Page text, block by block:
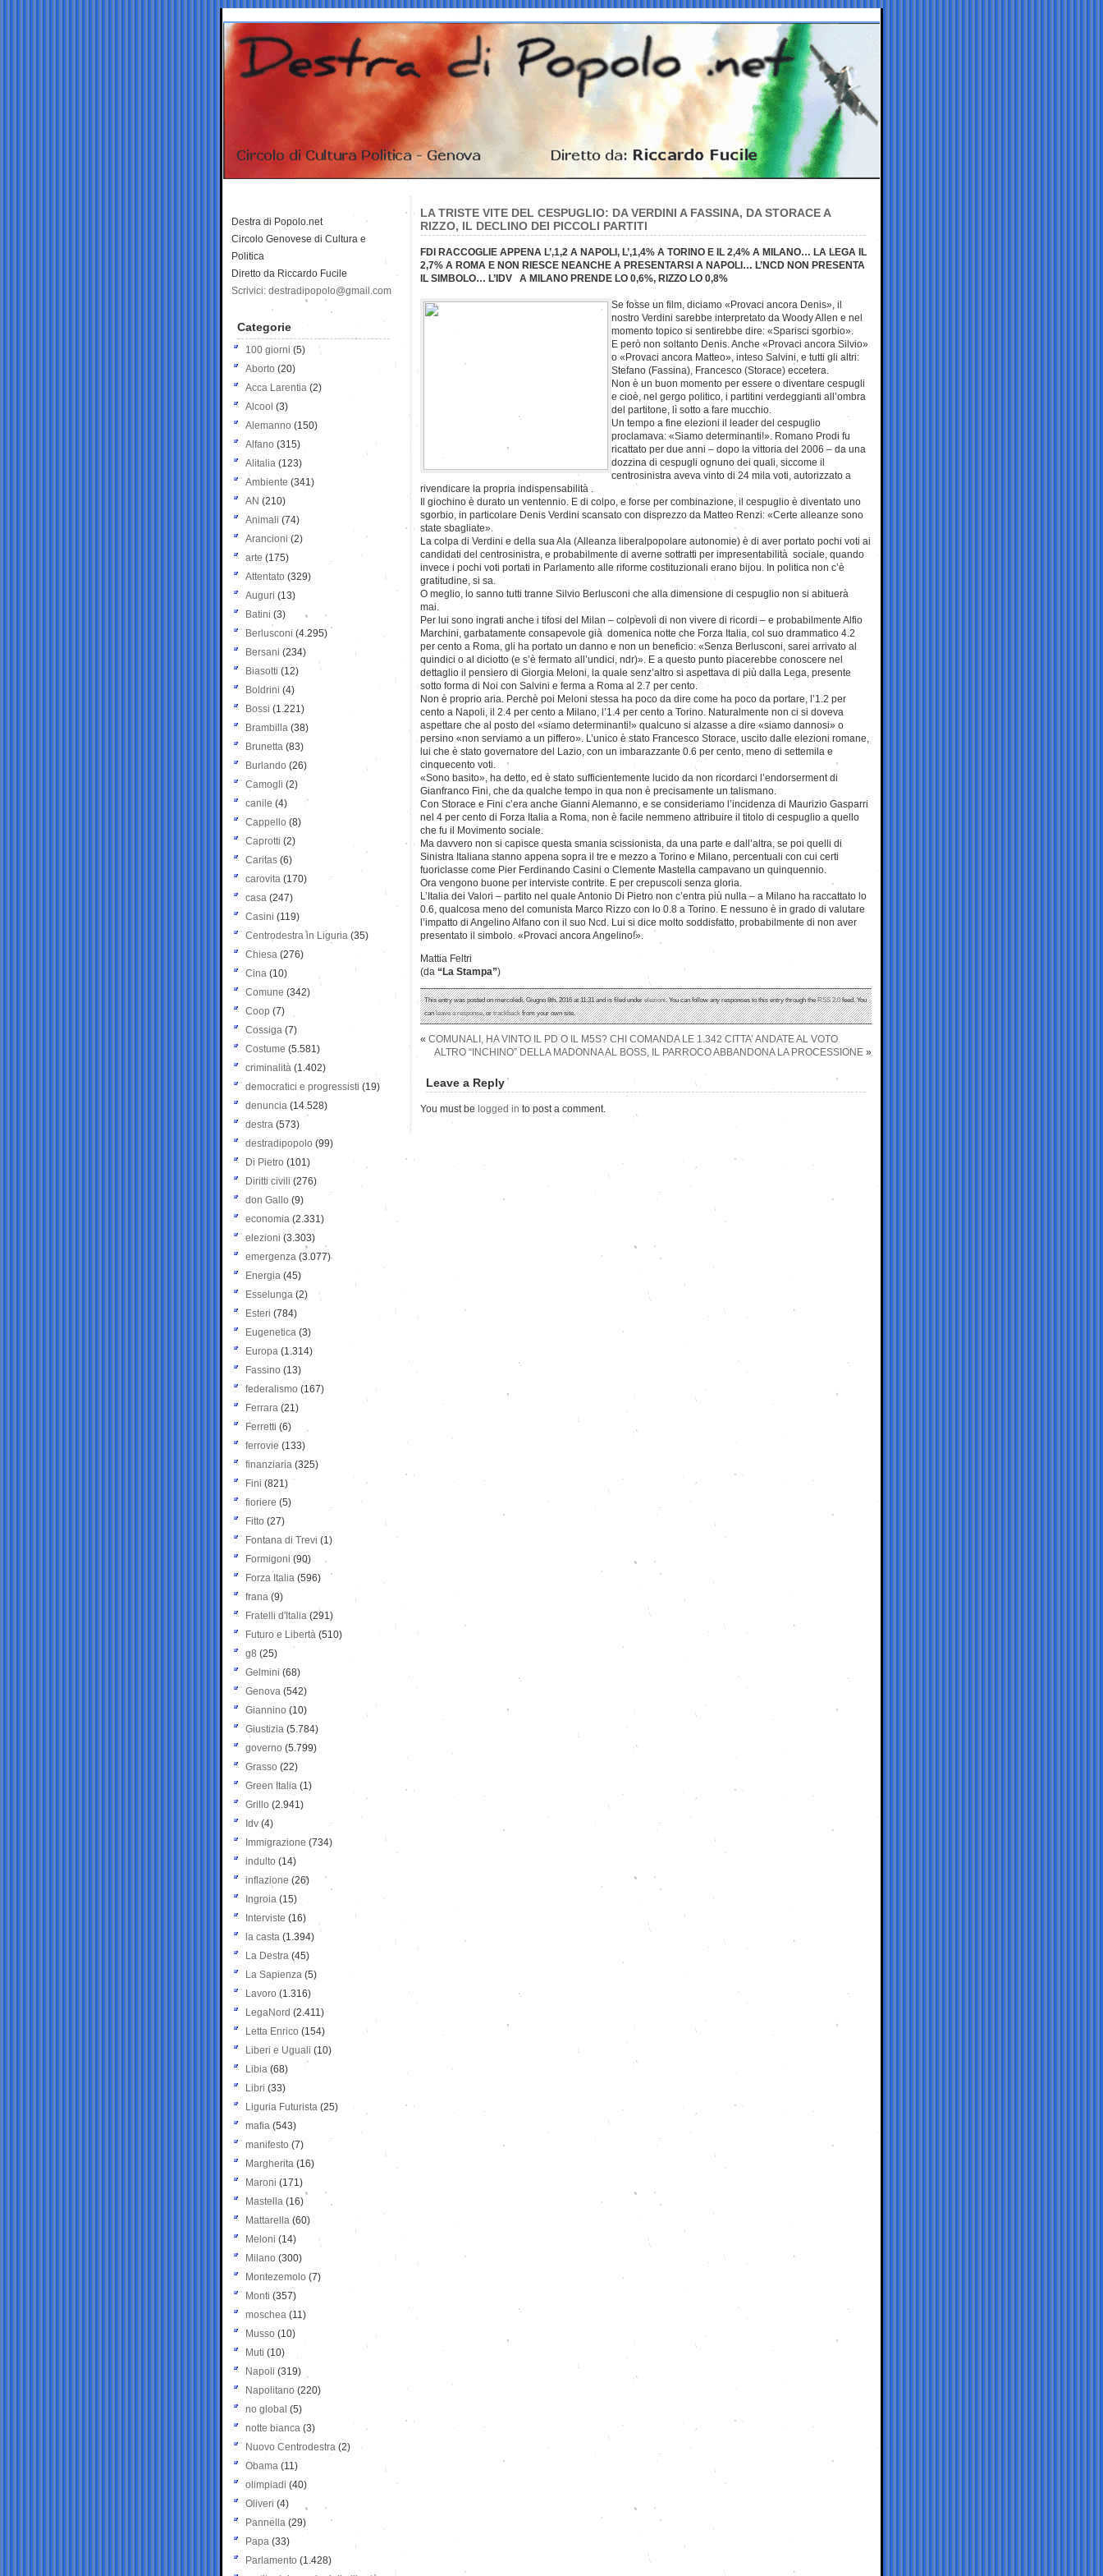
LA TRISTE VITE DEL CESPUGLIO: DA VERDINI A FASSINA, DA STORACE A
RIZZO, IL DECLINO DEI PICCOLI PARTITI
FDI RACCOGLIE APPENA L’,1,2 A NAPOLI, L’,1,4% A TORINO E IL 2,4% A MILANO… LA LEGA IL
2,7% A ROMA E NON RIESCE NEANCHE A PRESENTARSI A NAPOLI… L’NCD NON PRESENTA
IL SIMBOLO… L’IDV A MILANO PRENDE LO 0,6%, RIZZO LO 0,8%
Se fosse un film, diciamo «Provaci ancora Denis», il
nostro Verdini sarebbe interpretato da Woody Allen e nel
momento topico si sentirebbe dire: «Sparisci sgorbio».
E però non soltanto Denis. Anche «Provaci ancora Silvio»
o «Provaci ancora Matteo», inteso Salvini, e tutti gli altri:
Stefano (Fassina), Francesco (Storace) eccetera.
Non è un buon momento per essere o diventare cespugli
e cioè, nel gergo politico, i partitini verdeggianti all’ombra
del partitone, lì sotto a fare mucchio.
Un tempo a fine elezioni il leader del cespuglio
proclamava: «Siamo determinanti!». Romano Prodi fu
ricattato per due anni – dopo la vittoria del 2006 – da una
dozzina di cespugli ognuno dei quali, siccome il
centrosinistra aveva vinto di 24 mila voti, autorizzato a
rivendicare la propria indispensabilità .
Il giochino è durato un ventennio. E di colpo, e forse per combinazione, il cespuglio è diventato uno
sgorbio, in particolare Denis Verdini scansato con disprezzo da Matteo Renzi: «Certe alleanze sono
state sbagliate».
La colpa di Verdini e della sua Ala (Alleanza liberalpopolare autonomie) è di aver portato pochi voti ai
candidati del centrosinistra, e probabilmente di averne sottratti per impresentabilità sociale, quando
invece i pochi voti portati in Parlamento alle riforme costituzionali erano bijou. In politica non c’è
gratitudine, si sa.
O meglio, lo sanno tutti tranne Silvio Berlusconi che alla dimensione di cespuglio non si abituerà
mai.
Per lui sono ingrati anche i tifosi del Milan – colpevoli di non vivere di ricordi – e probabilmente Alfio
Marchini, garbatamente consapevole già domenica notte che Forza Italia, col suo drammatico 4.2
per cento a Roma, gli ha portato un danno e non un beneficio: «Senza Berlusconi, sarei arrivato al
quindici o al diciotto (e s’è fermato all’undici, ndr)». E a questo punto piacerebbe conoscere nel
dettaglio il pensiero di Giorgia Meloni, la quale senz’altro si aspettava di più dalla Lega, presente
sotto forma di Noi con Salvini e ferma a Roma al 2.7 per cento.
Non è proprio aria. Perchè poi Meloni stessa ha poco da dire come ha poco da portare, l’1.2 per
cento a Napoli, il 2.4 per cento a Milano, l’1.4 per cento a Torino. Naturalmente non ci si doveva
aspettare che al posto del «siamo determinanti!» qualcuno si alzasse a dire «siamo dannosi» o
persino «non serviamo a un piffero». L’unico è stato Francesco Storace, uscito dalle elezioni romane,
lui che è stato governatore del Lazio, con un imbarazzante 0.6 per cento, meno di settemila e
cinquecento voti.
«Sono basito», ha detto, ed è stato sufficientemente lucido da non ricordarci l’endorserment di
Gianfranco Fini, che da qualche tempo in qua non è precisamente un talismano.
Con Storace e Fini c’era anche Gianni Alemanno, e se consideriamo l’incidenza di Maurizio Gasparri
nel 4 per cento di Forza Italia a Roma, non è facile nemmeno attribuire il titolo di cespuglio a quello
che fu il Movimento sociale.
Ma davvero non si capisce questa smania scissionista, da una parte e dall’altra, se poi quelli di
Sinistra Italiana stanno appena sopra il tre e mezzo a Torino e Milano, percentuali con cui certi
fuoriclasse come Pier Ferdinando Casini o Clemente Mastella campavano un quinquennio.
Ora vengono buone per interviste contrite. E per crepuscoli senza gloria.
L’Italia dei Valori – partito nel quale Antonio Di Pietro non c’entra più nulla – a Milano ha raccattato lo
0.6, qualcosa meno del comunista Marco Rizzo con lo 0.8 a Torino. E nessuno è in grado di valutare
l’impatto di Angelino Alfano con il suo Ncd. Lui si dice molto soddisfatto, probabilmente di non aver
presentato il simbolo. «Provaci ancora Angelino!».
Mattia Feltri
(da “La Stampa”)
This entry was posted on mercoledì, Giugno 8th, 2016 at 11:31 and is filed underelezioni. You can follow any responses to this entry through theRSS 2.0feed. You
canleave a response, ortrackbackfrom your own site.
« COMUNALI, HA VINTO IL PD O IL M5S? CHI COMANDA LE 1.342 CITTA’ ANDATE AL VOTO
ALTRO “INCHINO” DELLA MADONNA AL BOSS, IL PARROCO ABBANDONA LA PROCESSIONE »
Leave a Reply
You must be logged in to post a comment.
Destra di Popolo.net
Circolo Genovese di Cultura e
Politica
Diretto da Riccardo Fucile
Scrivici: destradipopolo@gmail.com
Categorie
100 giorni (5)
Aborto (20)
Acca Larentia (2)
Alcool (3)
Alemanno (150)
Alfano (315)
Alitalia (123)
Ambiente (341)
AN (210)
Animali (74)
Arancioni (2)
arte (175)
Attentato (329)
Auguri (13)
Batini (3)
Berlusconi (4.295)
Bersani (234)
Biasotti (12)
Boldrini (4)
Bossi (1.221)
Brambilla (38)
Brunetta (83)
Burlando (26)
Camogli (2)
canile (4)
Cappello (8)
Caprotti (2)
Caritas (6)
carovita (170)
casa (247)
Casini (119)
Centrodestra in Liguria (35)
Chiesa (276)
Cina (10)
Comune (342)
Coop (7)
Cossiga (7)
Costume (5.581)
criminalità (1.402)
democratici e progressisti (19)
denuncia (14.528)
destra (573)
destradipopolo (99)
Di Pietro (101)
Diritti civili (276)
don Gallo (9)
economia (2.331)
elezioni (3.303)
emergenza (3.077)
Energia (45)
Esselunga (2)
Esteri (784)
Eugenetica (3)
Europa (1.314)
Fassino (13)
federalismo (167)
Ferrara (21)
Ferretti (6)
ferrovie (133)
finanziaria (325)
Fini (821)
fioriere (5)
Fitto (27)
Fontana di Trevi (1)
Formigoni (90)
Forza Italia (596)
frana (9)
Fratelli d'Italia (291)
Futuro e Libertà (510)
g8 (25)
Gelmini (68)
Genova (542)
Giannino (10)
Giustizia (5.784)
governo (5.799)
Grasso (22)
Green Italia (1)
Grillo (2.941)
Idv (4)
Immigrazione (734)
indulto (14)
inflazione (26)
Ingroia (15)
Interviste (16)
la casta (1.394)
La Destra (45)
La Sapienza (5)
Lavoro (1.316)
LegaNord (2.411)
Letta Enrico (154)
Liberi e Uguali (10)
Libia (68)
Libri (33)
Liguria Futurista (25)
mafia (543)
manifesto (7)
Margherita (16)
Maroni (171)
Mastella (16)
Mattarella (60)
Meloni (14)
Milano (300)
Montezemolo (7)
Monti (357)
moschea (11)
Musso (10)
Muti (10)
Napoli (319)
Napolitano (220)
no global (5)
notte bianca (3)
Nuovo Centrodestra (2)
Obama (11)
olimpiadi (40)
Oliveri (4)
Pannella (29)
Papa (33)
Parlamento (1.428)